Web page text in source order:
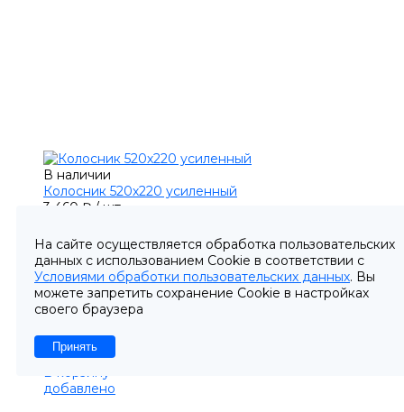
В наличии
Колосник 520х220 усиленный
3 460 ₽ / шт
-3%
110 ₽
-
+
Выбрано максимальное количество, доступное
для заказа
добавлено
На сайте осуществляется обработка пользовательских
данных с использованием Cookie в соответствии с
Условиями обработки пользовательских данных. Вы
можете запретить сохранение Cookie в настройках
своего браузера
Принять